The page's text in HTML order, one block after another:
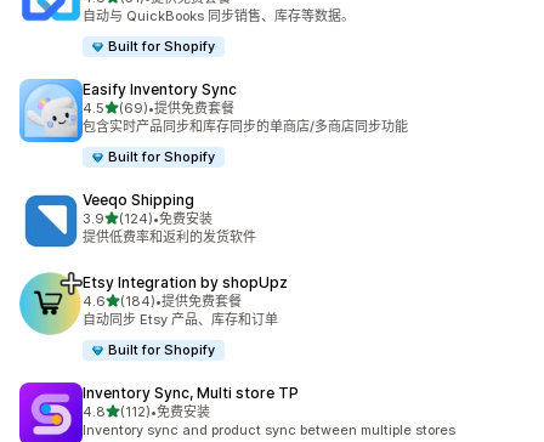
总共 51 条评论
自动与 QuickBooks 同步销售、库存等数据。
Built for Shopify
Easify Inventory Sync
4.5星（满分 5 星）
(69)
总共 69 条评论
•提供免费套餐
包含实时产品同步和库存同步的单商店/多商店同步功能
Built for Shopify
Veeqo Shipping
3.9星（满分 5 星）
(124)
总共 124 条评论
•免费安装
提供低费率和返利的发货软件
Etsy Integration by shopUpz
4.6星（满分 5 星）
(184)
总共 184 条评论
•提供免费套餐
自动同步 Etsy 产品、库存和订单
Built for Shopify
Inventory Sync, Multi store TP
4.8星（满分 5 星）
(112)
总共 112 条评论
•免费安装
Inventory sync and product sync between multiple stores